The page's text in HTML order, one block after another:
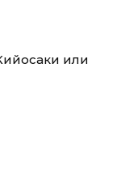
или